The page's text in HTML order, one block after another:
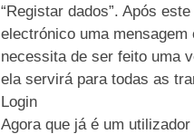
“Registar dados”. Após
electrónico uma
necessita de ser feito uma
ela servirá para todas as
Login
Agora que já é um